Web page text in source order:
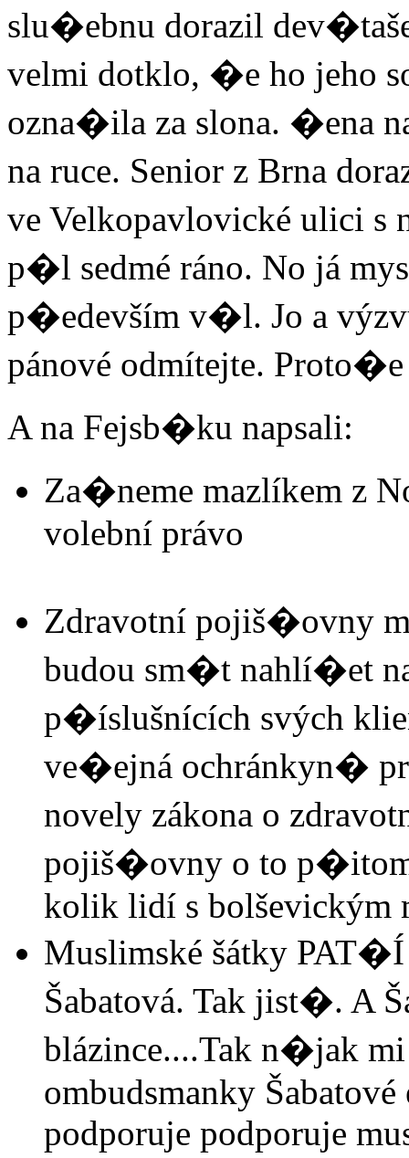
slu�ebnu dorazil
velmi dotklo, �e ho jeho
ozna�ila za slona. �ena
na ruce. Senior z Brna
ve Velkopavlovické ulici
p�l sedmé ráno. No já
p�edevším v�l. Jo a
pánové odmítejte.
A na Fejsb�ku napsali:
Za�neme mazlíkem z
volební právo
Zdravotní pojiš�ovny
budou sm�t nahlí�et
p�íslušnících svých
ve�ejná ochránkyn�
novely zákona o
pojiš�ovny o to
kolik lidí s bolševickým
Muslimské šátky
Šabatová. Tak jist�. A
blázince....Tak n�jak
ombudsmanky
podporuje podporuje